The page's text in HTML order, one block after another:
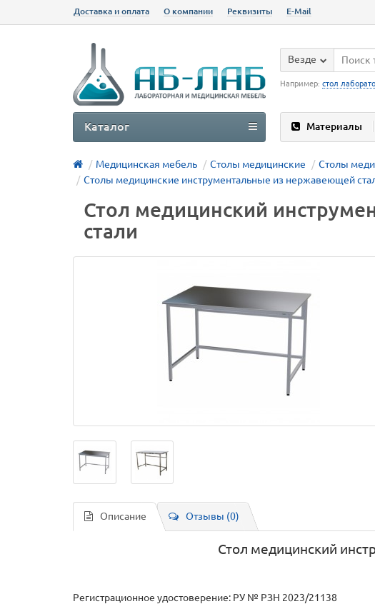
Доставка и оплата О компании Реквизиты E-Mail
Везде
Например: стол
Материалы
Каталог
Медицинская мебель Столы медицинские
Столы
Столы медицинские инструментальные из нержавеющей
Стол медицинский
стали
Описание Отзывы (0)
Стол медицинский
Регистрационное удостоверение: РУ № РЗН 2023/21138